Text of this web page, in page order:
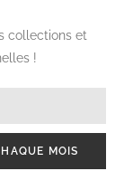
collections et
!
MOIS